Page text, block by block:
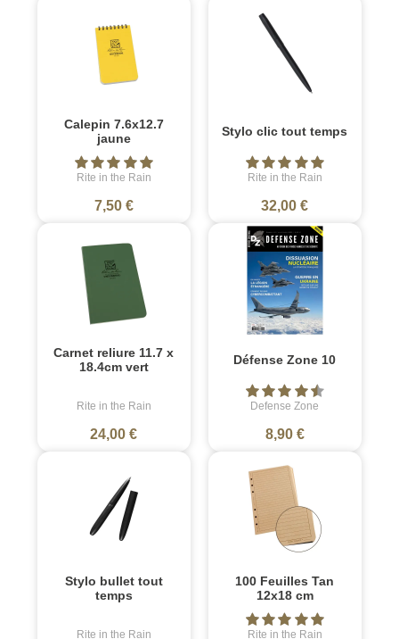
Calepin 7.6x12.7
jaune
Rite in the Rain
7,50 €
Stylo clic tout temps
Rite in the Rain
32,00 €
Carnet reliure 11.7 x
18.4cm vert
Rite in the Rain
24,00 €
Défense Zone 10
Defense Zone
8,90 €
Stylo bullet tout
temps
Rite in the Rain
100 Feuilles Tan
12x18 cm
Rite in the Rain